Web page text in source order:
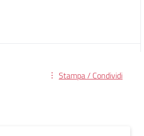
Stampa / Condividi